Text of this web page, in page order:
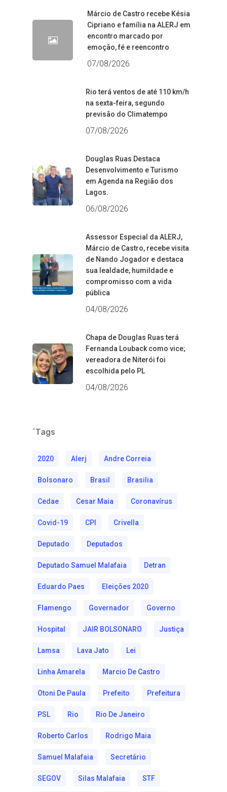
Márcio de Castro recebe Késia
Cipriano e família na ALERJ em
encontro marcado por
emoção, fé e reencontro
07/08/2026
Rio terá ventos de até 110 km/h
na sexta-feira, segundo
previsão do Climatempo
07/08/2026
Douglas Ruas Destaca
Desenvolvimento e Turismo
em Agenda na Região dos
Lagos.
06/08/2026
Assessor Especial da ALERJ,
Márcio de Castro, recebe visita
de Nando Jogador e destaca
sua lealdade, humildade e
compromisso com a vida
pública
04/08/2026
Chapa de Douglas Ruas terá
Fernanda Louback como vice;
vereadora de Niterói foi
escolhida pelo PL
04/08/2026
´Tags
2020 Alerj Andre Correia
Bolsonaro Brasil Brasilia
Cedae Cesar Maia Coronavírus
Covid-19 CPI Crivella
Deputado Deputados
Deputado Samuel Malafaia Detran
Eduardo Paes Eleições 2020
Flamengo Governador Governo
Hospital JAIR BOLSONARO Justiça
Lamsa Lava Jato Lei
Linha Amarela Marcio De Castro
Otoni De Paula Prefeito Prefeitura
PSL Rio Rio De Janeiro
Roberto Carlos Rodrigo Maia
Samuel Malafaia Secretário
SEGOV Silas Malafaia STF